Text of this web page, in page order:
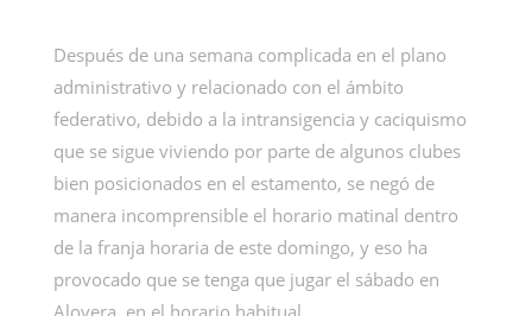
Después de una semana complicada en el plano
administrativo y relacionado con el ámbito
federativo, debido a la intransigencia y caciquismo
que se sigue viviendo por parte de algunos clubes
bien posicionados en el estamento, se negó de
manera incomprensible el horario matinal dentro
de la franja horaria de este domingo, y eso ha
provocado que se tenga que jugar el sábado en